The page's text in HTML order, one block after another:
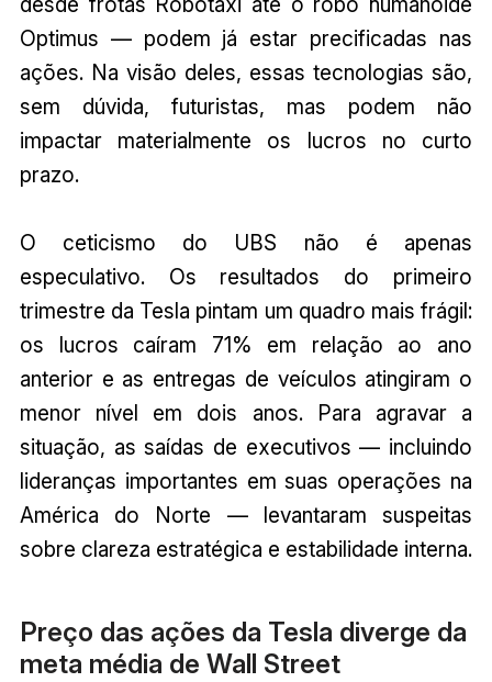
Optimus — podem já estar precificadas nas
ações. Na visão deles, essas tecnologias são,
sem dúvida, futuristas, mas podem não
impactar materialmente os lucros no curto
prazo.
O ceticismo do UBS não é apenas
especulativo. Os resultados do primeiro
trimestre da Tesla pintam um quadro mais frágil:
os lucros caíram 71% em relação ao ano
anterior e as entregas de veículos atingiram o
menor nível em dois anos. Para agravar a
situação, as saídas de executivos — incluindo
lideranças importantes em suas operações na
América do Norte — levantaram suspeitas
sobre clareza estratégica e estabilidade interna.
Preço das ações da Tesla diverge da
meta média de Wall Street